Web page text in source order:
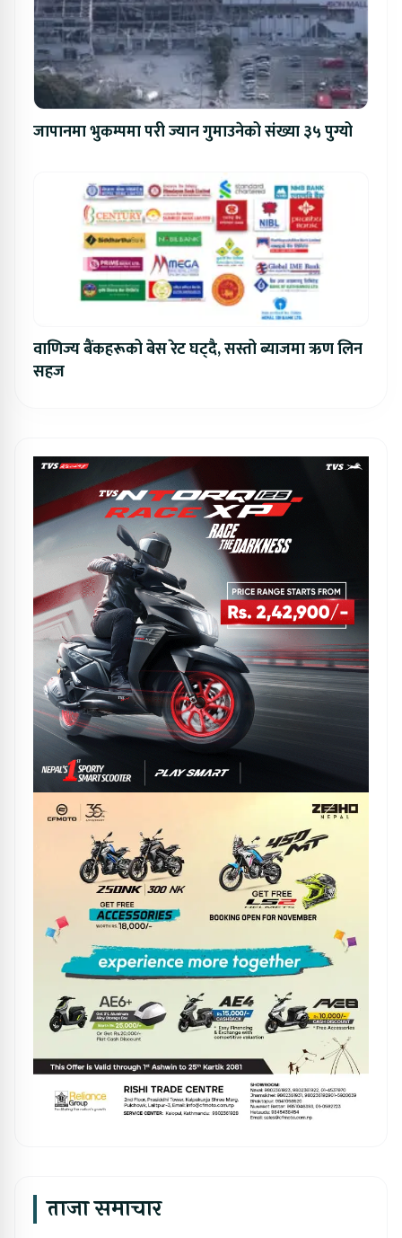
जापानमा भुकम्पमा परी ज्यान गुमाउनेको संख्या ३५ पुग्यो
वाणिज्य बैंकहरूको बेस रेट घट्दै, सस्तो ब्याजमा ऋण लिन
सहज
ताजा समाचार